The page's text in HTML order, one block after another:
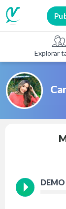
Explorar